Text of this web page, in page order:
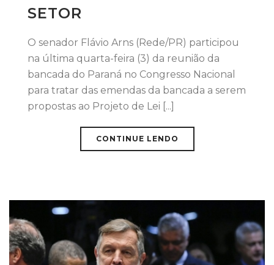
SETOR
O senador Flávio Arns (Rede/PR) participou
na última quarta-feira (3) da reunião da
bancada do Paraná no Congresso Nacional
para tratar das emendas da bancada a serem
propostas ao Projeto de Lei [...]
CONTINUE LENDO